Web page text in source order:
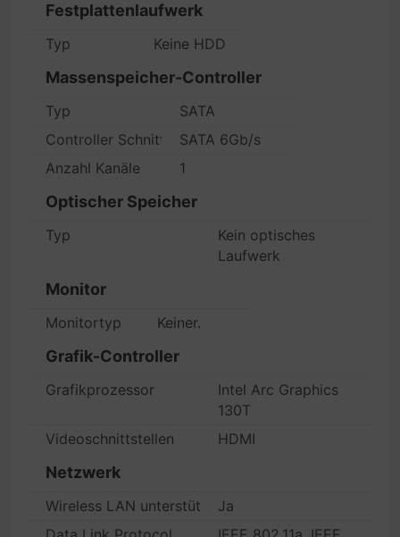
Festplattenlaufwerk
Typ Keine HDD
Massenspeicher-Controller
Typ
SATA
Controller Schnittstellentyp
SATA 6Gb/s
Anzahl Kanäle
1
Optischer Speicher
Typ
Kein optisches
Laufwerk
Monitor
Monitortyp Keiner.
Grafik-Controller
Grafikprozessor
Intel Arc Graphics
130T
Videoschnittstellen
HDMI
Netzwerk
Wireless LAN unterstützt
Ja